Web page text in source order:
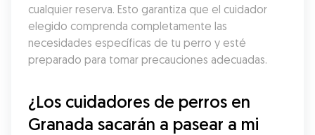
cualquier reserva. Esto garantiza que el cuidador
elegido comprenda completamente las
necesidades específicas de tu perro y esté
preparado para tomar precauciones adecuadas.
¿Los cuidadores de perros en
Granada sacarán a pasear a mi